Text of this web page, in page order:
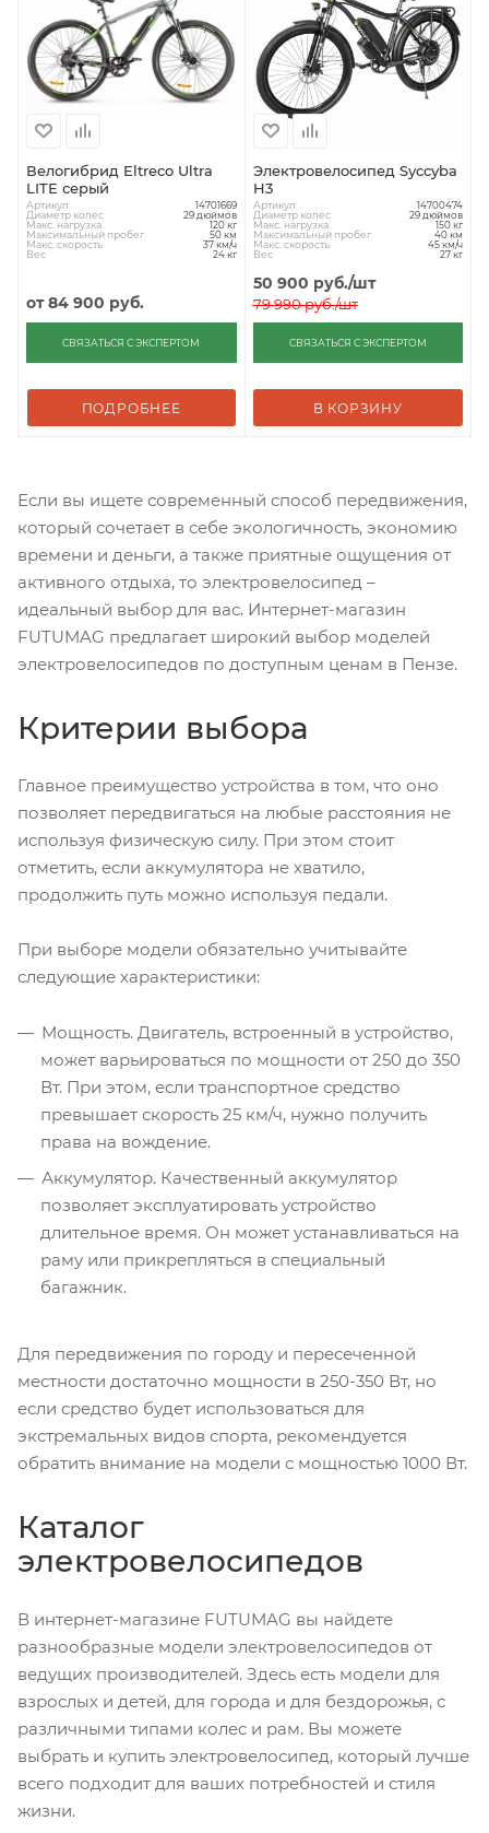
Велогибрид Eltreco Ultra
LITE серый
Артикул 14701669
Диаметр колес 29 дюймов
Макс. нагрузка 120 кг
Максимальный пробег 50 км
Макс. скорость 37 км/ч
Вес 24 кг
от84 900 руб.
СВЯЗАТЬСЯ С ЭКСПЕРТОМ
ПОДРОБНЕЕ
Электровелосипед Syccyba
H3
Артикул 14700474
Диаметр колес 29 дюймов
Макс. нагрузка 150 кг
Максимальный пробег 40 км
Макс. скорость 45 км/ч
Вес 27 кг
50 900 руб./шт
79 990руб./шт
СВЯЗАТЬСЯ С ЭКСПЕРТОМ
В КОРЗИНУ
Если вы ищете современный способ передвижения,
который сочетает в себе экологичность, экономию
времени и деньги, а также приятные ощущения от
активного отдыха, то электровелосипед –
идеальный выбор для вас. Интернет-магазин
FUTUMAG предлагает широкий выбор моделей
электровелосипедов по доступным ценам в Пензе.
Критерии выбора
Главное преимущество устройства в том, что оно
позволяет передвигаться на любые расстояния не
используя физическую силу. При этом стоит
отметить, если аккумулятора не хватило,
продолжить путь можно используя педали.
При выборе модели обязательно учитывайте
следующие характеристики:
Мощность. Двигатель, встроенный в устройство,
может варьироваться по мощности от 250 до 350
Вт. При этом, если транспортное средство
превышает скорость 25 км/ч, нужно получить
права на вождение.
Аккумулятор. Качественный аккумулятор
позволяет эксплуатировать устройство
длительное время. Он может устанавливаться на
раму или прикрепляться в специальный
багажник.
Для передвижения по городу и пересеченной
местности достаточно мощности в 250-350 Вт, но
если средство будет использоваться для
экстремальных видов спорта, рекомендуется
обратить внимание на модели с мощностью 1000 Вт.
Каталог
электровелосипедов
В интернет-магазине FUTUMAG вы найдете
разнообразные модели электровелосипедов от
ведущих производителей. Здесь есть модели для
взрослых и детей, для города и для бездорожья, с
различными типами колес и рам. Вы можете
выбрать и купить электровелосипед, который лучше
всего подходит для ваших потребностей и стиля
жизни.